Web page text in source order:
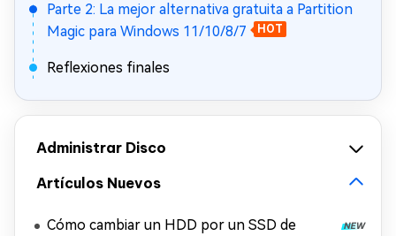
Parte 2: La mejor alternativa gratuita a Partition
Magic para Windows 11/10/8/7
HOT
Reflexiones finales
Administrar Disco
Artículos Nuevos
Cómo cambiar un HDD por un SSD de